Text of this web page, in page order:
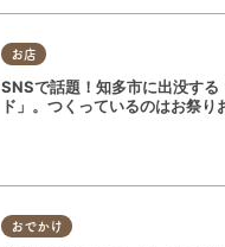
お店
SNSで話題！知多市に出没する
ド」。つくっているのはお祭り
おでかけ